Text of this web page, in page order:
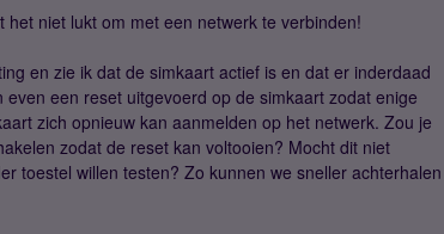
niet lukt om met een netwerk te verbinden!
en zie ik dat de simkaart actief is en dat er inderdaad
een reset uitgevoerd op de simkaart zodat enige
zich opnieuw kan aanmelden op het netwerk. Zou je
zodat de reset kan voltooien? Mocht dit niet
toestel willen testen? Zo kunnen we sneller achterhalen